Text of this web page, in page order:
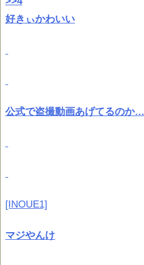
好きぃかわいい
公式で盗撮動画あげてるのか…
[INOUE1]
マジやんけ